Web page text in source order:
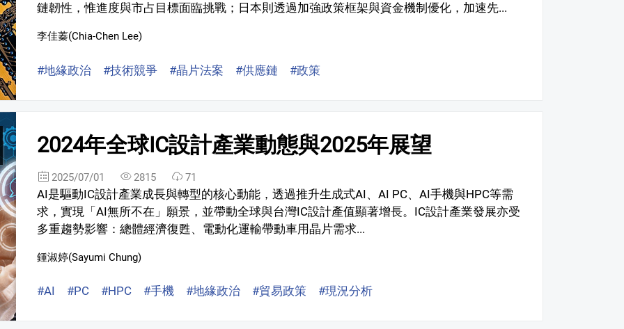
鏈韌性，惟進度與市占目標面臨挑戰；日本則透過加強政策框架與資金機制優化，加速先...
李佳蓁(Chia-Chen Lee)
#地緣政治 #技術競爭 #晶片法案 #供應鏈 #政策
2024年全球IC設計產業動態與2025年展望
2025/07/01 2815 71
AI是驅動IC設計產業成長與轉型的核心動能，透過推升生成式AI、AI PC、AI手機與HPC等需
求，實現「AI無所不在」願景，並帶動全球與台灣IC設計產值顯著增長。IC設計產業發展亦受
多重趨勢影響：總體經濟復甦、電動化運輸帶動車用晶片需求...
鍾淑婷(Sayumi Chung)
#AI #PC #HPC #手機 #地緣政治 #貿易政策 #現況分析